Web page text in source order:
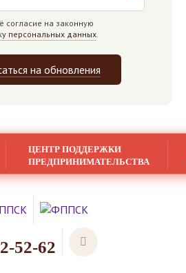
согласие на законную
персональных данных.
на обновления
ЦЕНТР ПОДДЕРЖКИ
ПРЕДПРИНИМАТЕЛЬСТВА
52-62